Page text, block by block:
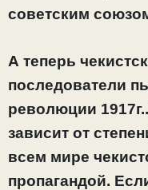
советским
А теперь
последователи
революции
зависит от
всем мире
пропагандой.